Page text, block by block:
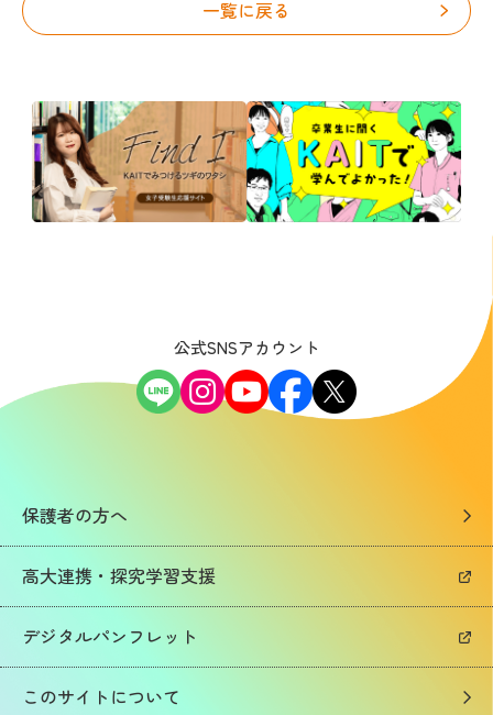
一覧に戻る
公式SNSアカウント
保護者の方へ
高大連携・探究学習支援
デジタルパンフレット
このサイトについて